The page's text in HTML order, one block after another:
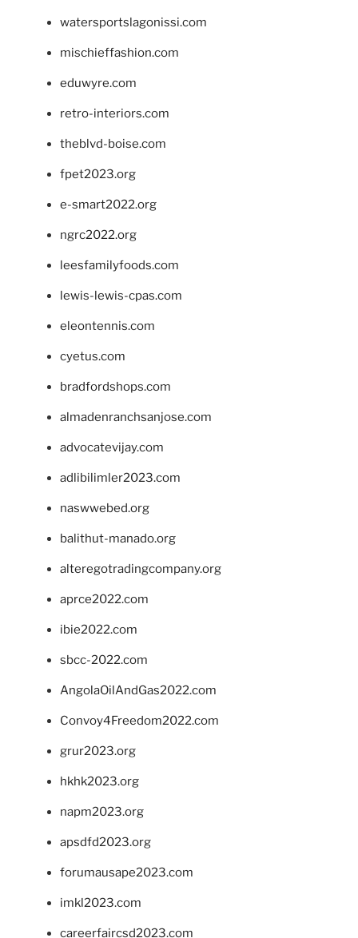
watersportslagonissi.com
mischieffashion.com
eduwyre.com
retro-interiors.com
theblvd-boise.com
fpet2023.org
e-smart2022.org
ngrc2022.org
leesfamilyfoods.com
lewis-lewis-cpas.com
eleontennis.com
cyetus.com
bradfordshops.com
almadenranchsanjose.com
advocatevijay.com
adlibilimler2023.com
naswwebed.org
balithut-manado.org
alteregotradingcompany.org
aprce2022.com
ibie2022.com
sbcc-2022.com
AngolaOilAndGas2022.com
Convoy4Freedom2022.com
grur2023.org
hkhk2023.org
napm2023.org
apsdfd2023.org
forumausape2023.com
imkl2023.com
careerfaircsd2023.com